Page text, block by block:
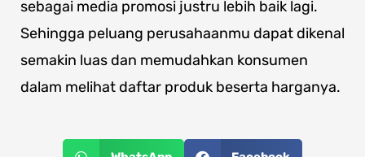
sebagai media promosi justru lebih baik lagi.
Sehingga peluang perusahaanmu dapat dikenal
semakin luas dan memudahkan konsumen
dalam melihat daftar produk beserta harganya.